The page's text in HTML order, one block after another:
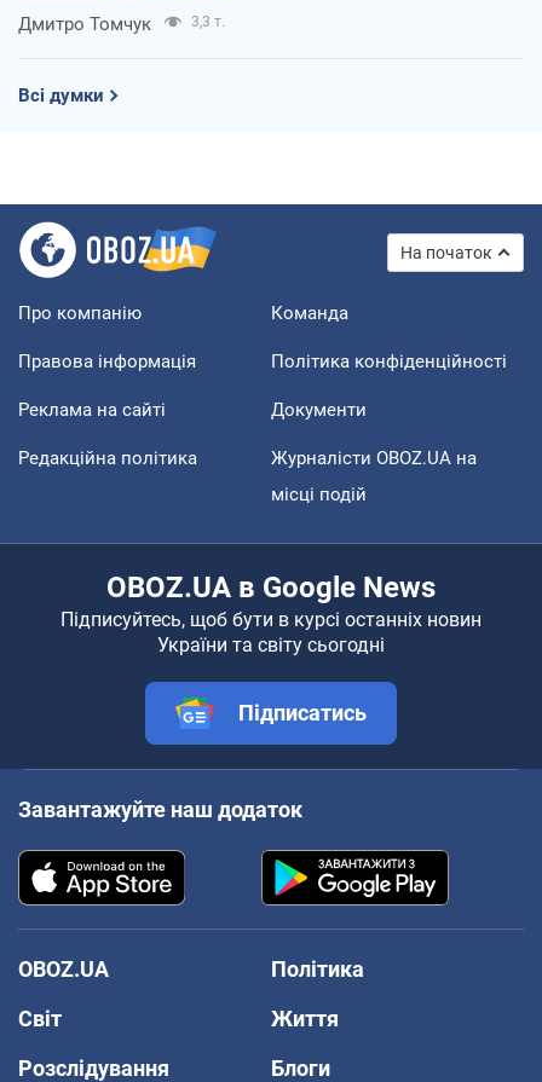
Дмитро Томчук 3,3 т.
Всі думки
На початок
Про компанію Команда
Правова інформація Політика конфіденційності
Реклама на сайті Документи
Редакційна політика
Журналісти OBOZ.UA на
місці подій
OBOZ.UA в Google News
Підписуйтесь, щоб бути в курсі останніх новин
України та світу сьогодні
Підписатись
Завантажуйте наш додаток
OBOZ.UA
Політика
Світ
Життя
Розслідування
Блоги